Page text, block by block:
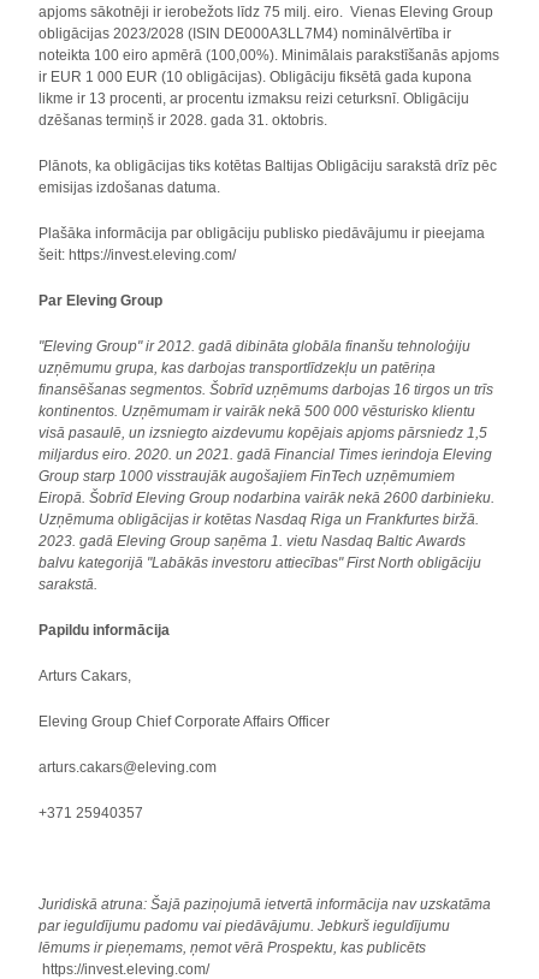
apjoms sākotnēji ir ierobežots līdz 75 milj. eiro. Vienas Eleving Group
obligācijas 2023/2028 (ISIN DE000A3LL7M4) nominālvērtība ir
noteikta 100 eiro apmērā (100,00%). Minimālais parakstīšanās apjoms
ir EUR 1 000 EUR (10 obligācijas). Obligāciju fiksētā gada kupona
likme ir 13 procenti, ar procentu izmaksu reizi ceturksnī. Obligāciju
dzēšanas termiņš ir 2028. gada 31. oktobris.
Plānots, ka obligācijas tiks kotētas Baltijas Obligāciju sarakstā drīz pēc
emisijas izdošanas datuma.
Plašāka informācija par obligāciju publisko piedāvājumu ir pieejama
šeit: https://invest.eleving.com/
Par Eleving Group
"Eleving Group" ir 2012. gadā dibināta globāla finanšu tehnoloģiju
uzņēmumu grupa, kas darbojas transportlīdzekļu un patēriņa
finansēšanas segmentos. Šobrīd uzņēmums darbojas 16 tirgos un trīs
kontinentos. Uzņēmumam ir vairāk nekā 500 000 vēsturisko klientu
visā pasaulē, un izsniegto aizdevumu kopējais apjoms pārsniedz 1,5
miljardus eiro. 2020. un 2021. gadā Financial Times ierindoja Eleving
Group starp 1000 visstraujāk augošajiem FinTech uzņēmumiem
Eiropā. Šobrīd Eleving Group nodarbina vairāk nekā 2600 darbinieku.
Uzņēmuma obligācijas ir kotētas Nasdaq Riga un Frankfurtes biržā.
2023. gadā Eleving Group saņēma 1. vietu Nasdaq Baltic Awards
balvu kategorijā "Labākās investoru attiecības" First North obligāciju
sarakstā.
Papildu informācija
Arturs Cakars,
Eleving Group Chief Corporate Affairs Officer
arturs.cakars@eleving.com
+371 25940357
Juridiskā atruna: Šajā paziņojumā ietvertā informācija nav uzskatāma
par ieguldījumu padomu vai piedāvājumu. Jebkurš ieguldījumu
lēmums ir pieņemams, ņemot vērā Prospektu, kas publicēts
https://invest.eleving.com/